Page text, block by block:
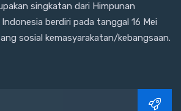
singkatan dari Himpunan
berdiri pada tanggal 16 Mei
sosial kemasyarakatan/kebangsaan.